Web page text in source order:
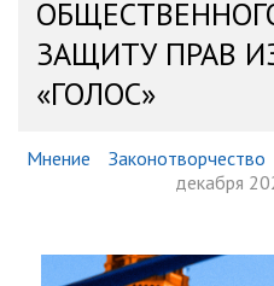
ЗАЩИТУ ПРАВ
«ГОЛОС»
Мнение Законотворчество
декабря